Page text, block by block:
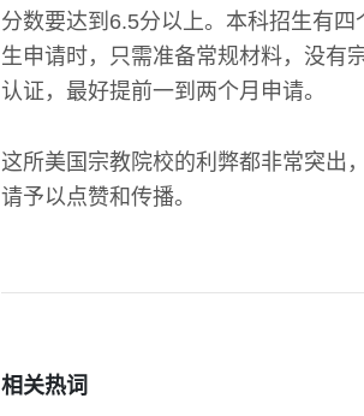
分数要达到6.5分以上。本科招生有
生申请时，只需准备常规材料，没有
认证，最好提前一到两个月申请。
这所美国宗教院校的利弊都非常突出
请予以点赞和传播。
相关热词